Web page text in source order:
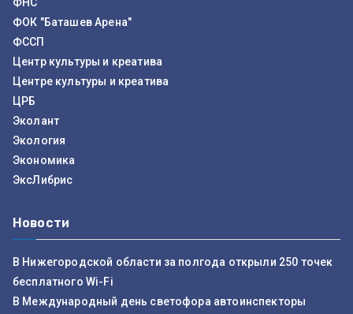
ФОК "Баташев Арена"
ФССП
Центр культуры и креатива
Центре культуры и креатива
ЦРБ
Эколант
Экология
Экономика
ЭксЛибрис
Новости
В Нижегородской области за полгода открыли 250 точек
бесплатного Wi-Fi
В Международный день светофора автоинспекторы